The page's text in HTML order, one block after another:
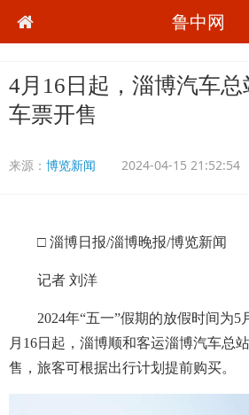
鲁中网
4月16日起，淄博汽车总
车票开售
来源： 博览新闻 2024-04-15 21:52:54
□ 淄博日报/淄博晚报/博览新闻
记者 刘洋
2024年“五一”假期的放假时间为5
月16日起，淄博顺和客运淄博汽车总
售，旅客可根据出行计划提前购买。